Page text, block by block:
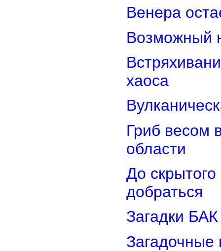
Венера
Возможный
хаоса
Гриб весом
области
До
добраться
Загадки
Загадочные